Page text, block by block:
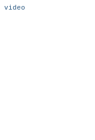
video